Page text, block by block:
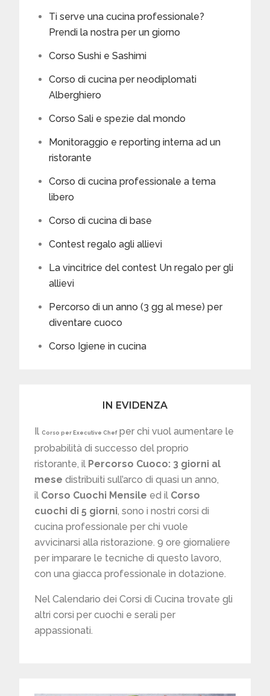
Ti serve una cucina professionale?
Prendi la nostra per un giorno
Corso Sushi e Sashimi
Corso di cucina per neodiplomati
Alberghiero
Corso Sali e spezie dal mondo
Monitoraggio e reporting interna ad un
ristorante
Corso di cucina professionale a tema
libero
Corso di cucina di base
Contest regalo agli allievi
La vincitrice del contest Un regalo per gli
allievi
Percorso di un anno (3 gg al mese) per
diventare cuoco
Corso Igiene in cucina
IN EVIDENZA
Il Corso per Executive Chefper chi vuol aumentare le
probabilità di successo del proprio
ristorante, il Percorso Cuoco: 3 giorni al
mese distribuiti sull’arco di quasi un anno,
il Corso Cuochi Mensile ed il Corso
cuochi di 5 giorni, sono i nostri corsi di
cucina professionale per chi vuole
avvicinarsi alla ristorazione. 9 ore giornaliere
per imparare le tecniche di questo lavoro,
con una giacca professionale in dotazione.
Nel Calendario dei Corsi di Cucina trovate gli
altri corsi per cuochi e serali per
appassionati.